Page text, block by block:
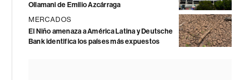
Ollamani de Emilio Azcárraga
MERCADOS
El Niño amenaza a América Latina y Deutsche
Bank identifica los países más expuestos